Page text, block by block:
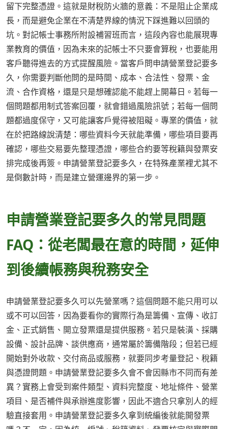
留下完整憑證。這就是財稅防火牆的意義：不是阻止企業成
長，而是避免企業在不清楚界線的情況下踩進難以回頭的
坑。對記帳士事務所附設補習班而言，這段內容也能展現專
業教育的價值，因為未來的記帳士不只要會算稅，也要能用
客戶聽得進去的方式提醒風險。當客戶問申請營業登記要多
久，你需要判斷他問的是時間、成本、合法性、發票、金
流、合作資格，還是只是想確認能不能趕上開幕日。若每一
個問題都用制式答案回覆，就會錯過風險訊號；若每一個問
題都過度保守，又可能讓客戶覺得被阻礙。專業的價值，就
在於把路線說清楚：哪些資料今天就能準備，哪些項目要再
確認，哪些交易要先整理憑證，哪些合約要等稅籍與發票安
排完成後再簽。申請營業登記要多久，在特殊產業裡尤其不
是倒數計時，而是建立營運邊界的第一步。
申請營業登記要多久的常見問題
FAQ：從老闆最在意的時間，延伸
到後續帳務與稅務安全
申請營業登記要多久可以先營業嗎？這個問題不能只用可以
或不可以回答，因為要看你的實際行為是籌備、宣傳、收訂
金、正式銷售、開立發票還是提供服務。若只是裝潢、採購
設備、設計品牌、談供應商，通常屬於籌備階段；但若已經
開始對外收款、交付商品或服務，就要同步考量登記、稅籍
與憑證問題。申請營業登記要多久會不會因縣市不同而有差
異？實務上會受到案件類型、資料完整度、地址條件、營業
項目、是否補件與承辦進度影響，因此不適合只拿別人的經
驗直接套用。申請營業登記要多久拿到統編後就能開發票